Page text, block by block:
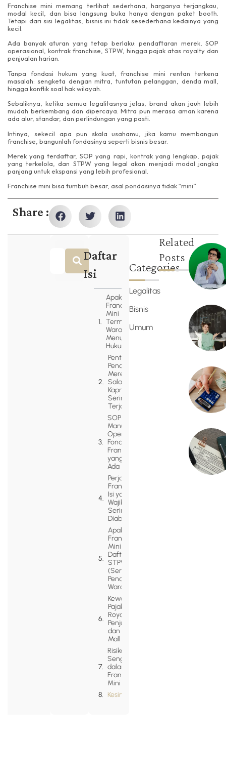
Franchise mini memang terlihat sederhana, harganya terjangkau,
modal kecil, dan bisa langsung buka hanya dengan paket booth.
Tetapi dari sisi legalitas, bisnis ini tidak sesederhana kedainya yang
kecil.
Ada banyak aturan yang tetap berlaku: pendaftaran merek, SOP
operasional, kontrak franchise, STPW, hingga pajak atas royalty dan
penjualan harian.
Tanpa fondasi hukum yang kuat, franchise mini rentan terkena
masalah: sengketa dengan mitra, tuntutan pelanggan, denda mall,
hingga konflik soal hak wilayah.
Sebaliknya, ketika semua legalitasnya jelas, brand akan jauh lebih
mudah berkembang dan dipercaya. Mitra pun merasa aman karena
ada alur, standar, dan perlindungan yang pasti.
Intinya, sekecil apa pun skala usahamu, jika kamu membangun
franchise, bangunlah fondasinya seperti bisnis besar.
Merek yang terdaftar, SOP yang rapi, kontrak yang lengkap, pajak
yang terkelola, dan STPW yang legal akan menjadi modal jangka
panjang untuk ekspansi yang lebih profesional.
Franchise mini bisa tumbuh besar, asal pondasinya tidak “mini”.
Share :
Daftar
Isi
Apakah
Franchise
Mini
Termasuk
Waralaba
Menurut
Hukum?
Pentingnya
Pendaftaran
Merek:
Salah
Kaprah yang
Sering
Terjadi
SOP dan
Manual
Operasional:
Fondasi
Franchise
yang Wajib
Ada
Perjanjian
Franchise:
Isi yang
Wajib dan
Sering
Diabaikan
Apakah
Franchise
Mini Wajib
Daftar
STPW?
(Sertifikat
Pendaftaran
Waralaba)
Kewajiban
Pajak:
Royalti,
Penjualan,
dan Sewa
Mall
Risiko
Sengketa
dalam
Franchise
Mini
Kesimpulan
Categories
Legalitas
Bisnis
Umum
Related
Posts